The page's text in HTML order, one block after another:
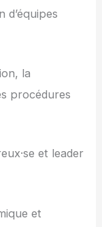
d’équipes
la
procédures
et leader
et